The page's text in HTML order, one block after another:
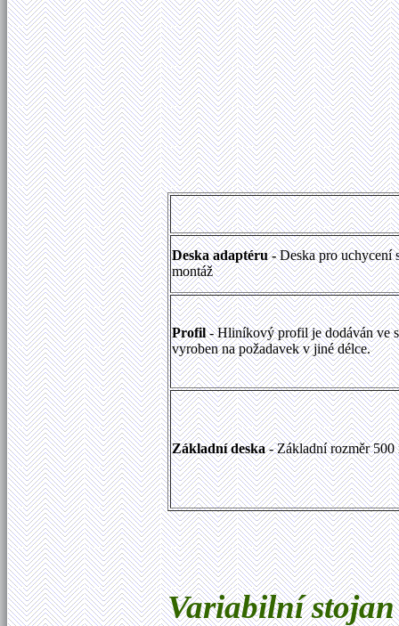
Deska adaptéru -Deska pro uchycení
montáž
Profil- Hliníkový profil je dodáván ve
vyroben na požadavek v jiné délce.
Základní deska- Základní rozměr 500
Variabilní